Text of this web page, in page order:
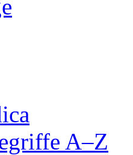
A–Z